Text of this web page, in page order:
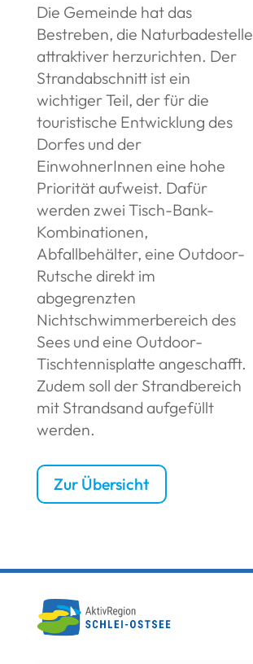
Die Gemeinde hat das
Bestreben, die Naturbadestelle
attraktiver herzurichten. Der
Strandabschnitt ist ein
wichtiger Teil, der für die
touristische Entwicklung des
Dorfes und der
EinwohnerInnen eine hohe
Priorität aufweist. Dafür
werden zwei Tisch-Bank-
Kombinationen,
Abfallbehälter, eine Outdoor-
Rutsche direkt im
abgegrenzten
Nichtschwimmerbereich des
Sees und eine Outdoor-
Tischtennisplatte angeschafft.
Zudem soll der Strandbereich
mit Strandsand aufgefüllt
werden.
Zur Übersicht